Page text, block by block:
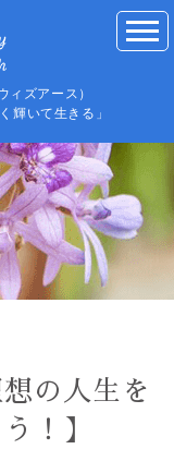
ィズアース）
輝いて生きる」
の人生を
！】